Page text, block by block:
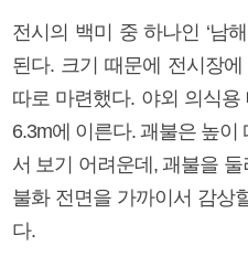
전시의 백미 중 하나인 ‘남
된다. 크기 때문에 전시장
따로 마련했다. 야외 의식
6.3m에 이른다. 괘불은 높
서 보기 어려운데, 괘불을
불화 전면을 가까이서 감상
다.